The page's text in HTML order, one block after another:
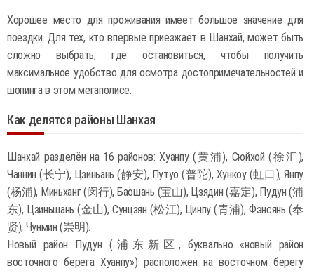
Хорошее место для проживания имеет большое значение для
поездки. Для тех, кто впервые приезжает в Шанхай, может быть
сложно выбрать, где остановиться, чтобы получить
максимальное удобство для осмотра достопримечательностей и
шопинга в этом мегаполисе.
Как делятся районы Шанхая
Шанхай разделён на 16 районов: Хуанпу (黄浦), Сюйхой (徐汇),
Чаннин (长宁), Цзиньань (静安), Путуо (普陀), Хункоу (虹口), Янпу
(杨浦), Миньханг (闵行), Баошань (宝山), Цзядин (嘉定), Пудун (浦
东), Цзиньшань (金山), Сунцзян (松江), Цинпу (青浦), Фэнсянь (奉
贤), Чунмин (崇明).
Новый район Пудун (浦东新区, буквально «новый район
восточного берега Хуанпу») расположен на восточном берегу